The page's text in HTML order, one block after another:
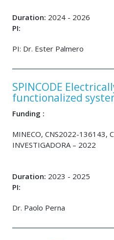
Duration: 2024 - 2026
PI:
PI: Dr. Ester Palmero
SPINCODE
functionalized
Funding :
MINECO, CNS2022-136143,
INVESTIGADORA – 2022
Duration: 2023 - 2025
PI:
Dr. Paolo Perna